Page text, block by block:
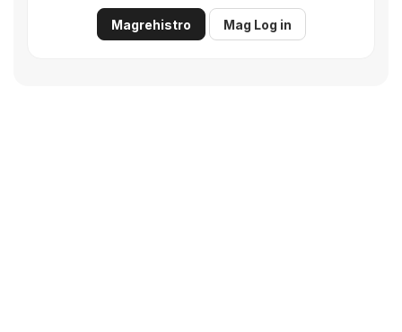
Magrehistro Mag Log in